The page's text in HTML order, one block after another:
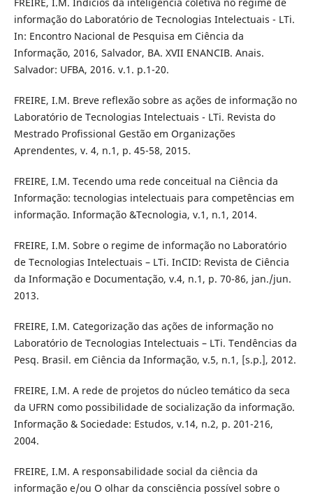
FREIRE, I.M. Indícios da inteligência coletiva no regime de
informação do Laboratório de Tecnologias Intelectuais - LTi.
In: Encontro Nacional de Pesquisa em Ciência da
Informação, 2016, Salvador, BA. XVII ENANCIB. Anais.
Salvador: UFBA, 2016. v.1. p.1-20.
FREIRE, I.M. Breve reflexão sobre as ações de informação no
Laboratório de Tecnologias Intelectuais - LTi. Revista do
Mestrado Profissional Gestão em Organizações
Aprendentes, v. 4, n.1, p. 45-58, 2015.
FREIRE, I.M. Tecendo uma rede conceitual na Ciência da
Informação: tecnologias intelectuais para competências em
informação. Informação &Tecnologia, v.1, n.1, 2014.
FREIRE, I.M. Sobre o regime de informação no Laboratório
de Tecnologias Intelectuais – LTi. InCID: Revista de Ciência
da Informação e Documentação, v.4, n.1, p. 70-86, jan./jun.
2013.
FREIRE, I.M. Categorização das ações de informação no
Laboratório de Tecnologias Intelectuais – LTi. Tendências da
Pesq. Brasil. em Ciência da Informação, v.5, n.1, [s.p.], 2012.
FREIRE, I.M. A rede de projetos do núcleo temático da seca
da UFRN como possibilidade de socialização da informação.
Informação & Sociedade: Estudos, v.14, n.2, p. 201-216,
2004.
FREIRE, I.M. A responsabilidade social da ciência da
informação e/ou O olhar da consciência possível sobre o